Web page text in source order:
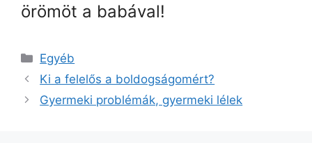
örömöt a babával!
Kategória
Egyéb
Ki a felelős a boldogságomért?
Gyermeki problémák, gyermeki lélek